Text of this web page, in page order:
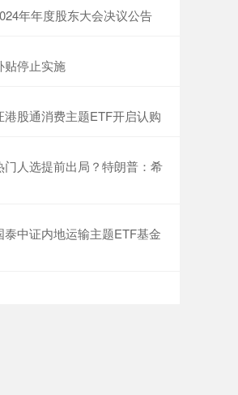
年年度股东大会决议公告
贴停止实施
股通消费主题ETF开启认购
人选提前出局？特朗普：希
中证内地运输主题ETF基金